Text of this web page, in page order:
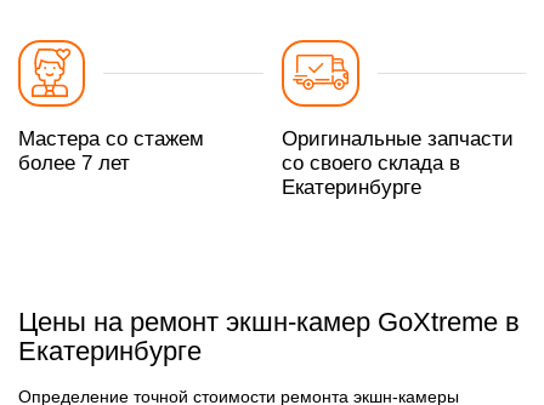
Мастера со стажем
более 7 лет
Оригинальные запчасти
со своего склада в
Екатеринбурге
Цены на ремонт экшн-камер GoXtreme в
Екатеринбурге
Определение точной стоимости ремонта экшн-камеры